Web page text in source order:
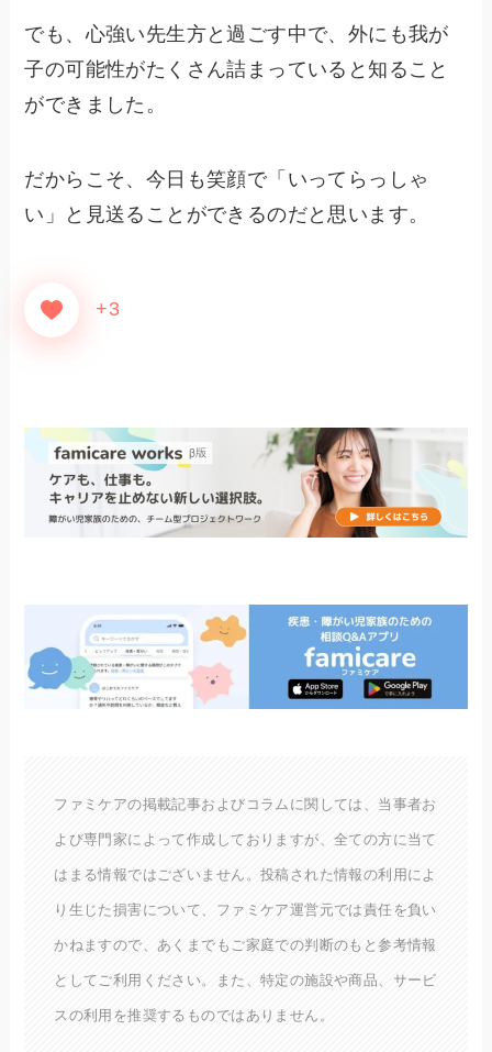
でも、心強い先生方と過ごす中で、外にも我が
子の可能性がたくさん詰まっていると知ること
ができました。
だからこそ、今日も笑顔で「いってらっしゃ
い」と見送ることができるのだと思います。
+3
ファミケアの掲載記事およびコラムに関しては、当事者お
よび専門家によって作成しておりますが、全ての方に当て
はまる情報ではございません。投稿された情報の利用によ
り生じた損害について、ファミケア運営元では責任を負い
かねますので、あくまでもご家庭での判断のもと参考情報
としてご利用ください。また、特定の施設や商品、サービ
スの利用を推奨するものではありません。